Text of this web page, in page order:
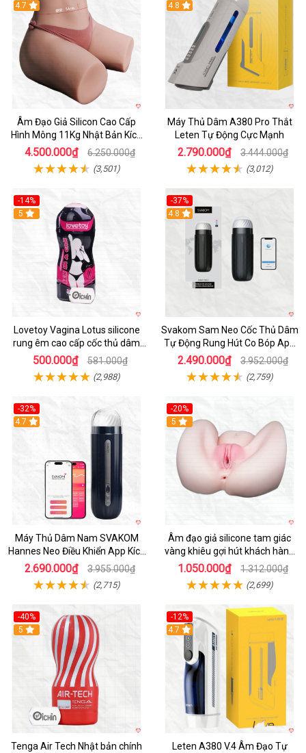
4.7
Âm Đạo Giả Silicon Cao Cấp
Hình Mông 11Kg Nhật Bản Kích
Thước Như Thật
4.500.000₫ 6.250.000₫
(3,501)
Hot
4.8
Máy Thủ Dâm A380 Pro Thắt
Leten Tự Động Cực Mạnh
2.790.000₫ 3.444.000₫
(3,012)
-14%
Hot
5
Lovetoy Vagina Lotus silicone
rung êm cao cấp cốc thủ dâm
nam
500.000₫ 581.000₫
(2,988)
-37%
4.8
Svakom Sam Neo Cốc Thủ Dâm
Tự Động Rung Hút Co Bóp App
Điều Khiển
2.490.000₫ 3.952.000₫
(2,759)
-32%
Hot
4.7
Máy Thủ Dâm Nam SVAKOM
Hannes Neo Điều Khiển App Kích
Thích
2.690.000₫ 3.955.000₫
(2,715)
-20%
Hot
5
Âm đạo giả silicone tam giác
vàng khiêu gợi hút khách hàng
nam
1.050.000₫ 1.312.000₫
(2,699)
-40%
Hot
5
Tenga Air Tech Nhật bản chính
-12%
Hot
4.7
Leten A380 V.4 Âm Đạo Tự